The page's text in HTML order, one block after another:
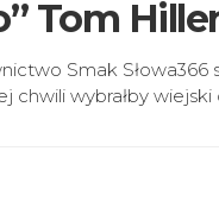
Tom
Smak Słowa366
chwili wybrałby wiejski